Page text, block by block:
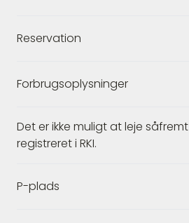
Reservation
Forbrugsoplysninger
Det er ikke muligt at leje
registreret i RKI.
P-plads